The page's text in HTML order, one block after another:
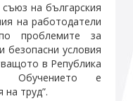
на българския
на работодатели
проблемите за
безопасни условия
в Република
Обучението е
труд”.